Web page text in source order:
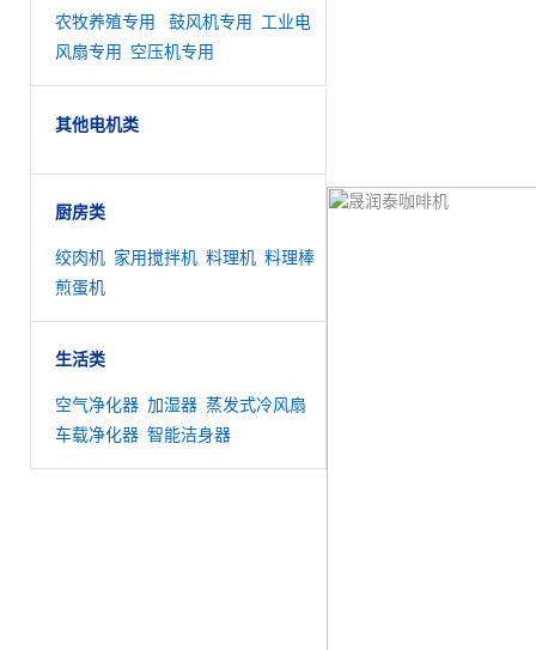
农牧养殖专用 鼓风机专用
工业电
风扇专用
空压机专用
其他电机类
厨房类
绞肉机 家用搅拌机 料理机 料理棒
煎蛋机
生活类
空气净化器 加湿器 蒸发式冷风扇
车载净化器 智能洁身器
新闻动态
企业新闻
行业新闻
联系方式